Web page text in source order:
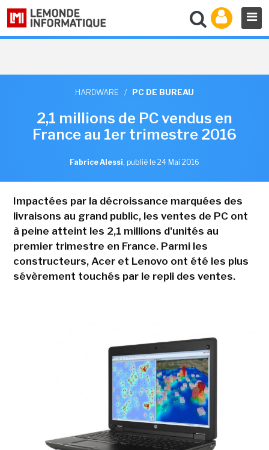
HARDWARE / PC DE BUREAU
2,1 millions de PC vendus en
France au 1er trimestre 2016
Fabrice Alessi, publié le 24 Mai 2016
Impactées par la décroissance marquées des
livraisons au grand public, les ventes de PC ont
à peine atteint les 2,1 millions d'unités au
premier trimestre en France. Parmi les
constructeurs, Acer et Lenovo ont été les plus
sévèrement touchés par le repli des ventes.